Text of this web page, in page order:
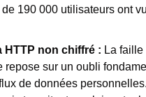
190 000 utilisateurs ont
non chiffré : La faille
repose sur un oubli
de données